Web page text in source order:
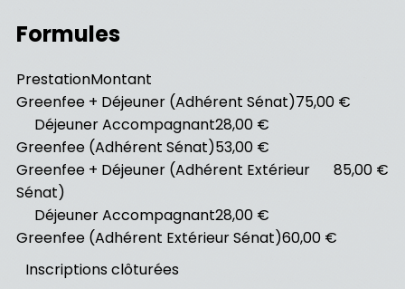
Formules
PrestationMontant
Greenfee + Déjeuner (Adhérent Sénat)75,00 €
Déjeuner Accompagnant28,00 €
Greenfee (Adhérent Sénat)53,00 €
Greenfee + Déjeuner (Adhérent Extérieur
Sénat)
85,00 €
Déjeuner Accompagnant28,00 €
Greenfee (Adhérent Extérieur Sénat)60,00 €
Inscriptions clôturées